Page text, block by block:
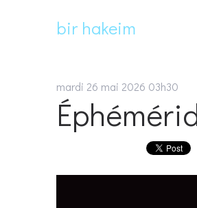
bir hakeim
mardi 26 mai 2026 03h30